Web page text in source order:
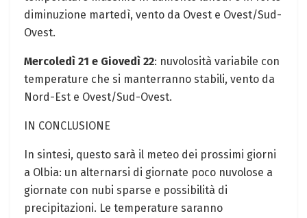
diminuzione martedì, vento da Ovest e Ovest/Sud-
Ovest.
Mercoledì 21 e Giovedì 22: nuvolosità variabile con
temperature che si manterranno stabili, vento da
Nord-Est e Ovest/Sud-Ovest.
IN CONCLUSIONE
In sintesi, questo sarà il meteo dei prossimi giorni
a Olbia: un alternarsi di giornate poco nuvolose a
giornate con nubi sparse e possibilità di
precipitazioni. Le temperature saranno